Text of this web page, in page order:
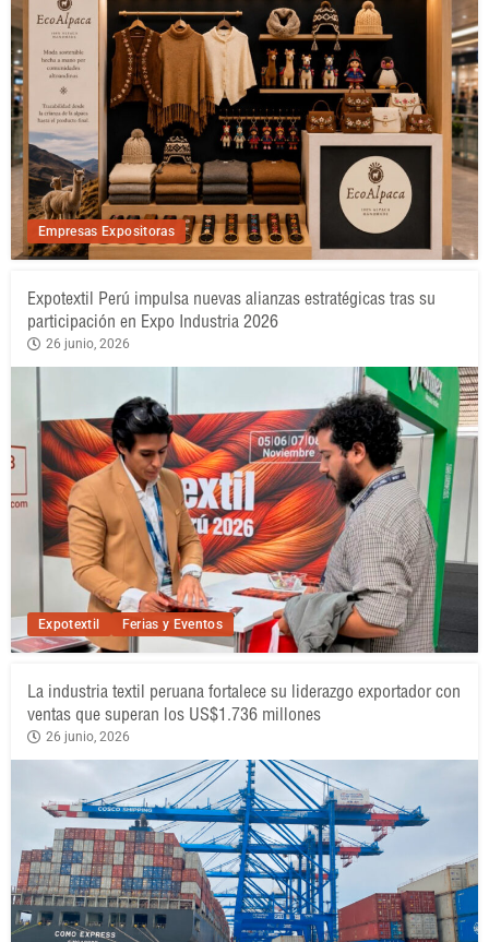
Empresas Expositoras
Expotextil Ferias y Eventos
Expotextil Perú impulsa nuevas alianzas estratégicas tras su
participación en Expo Industria 2026
26 junio, 2026
La industria textil peruana fortalece su liderazgo exportador con
ventas que superan los US$1.736 millones
26 junio, 2026